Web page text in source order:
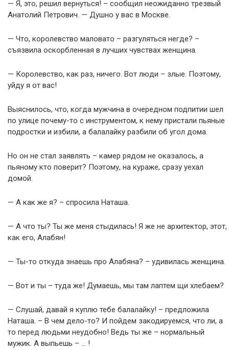
— Я, это, решил вернуться! – сообщил неожиданно трезвый
Анатолий Петрович. — Душно у вас в Москве.
— Что, королевство маловато – разгуляться негде? –
съязвила оскорбленная в лучших чувствах женщина.
— Королевство, как раз, ничего. Вот люди – злые. Поэтому,
уйду я от вас!
Выяснилось, что, когда мужчина в очередном подпитии шел
по улице почему-то с инструментом, к нему пристали пьяные
подростки и избили, а балалайку разбили об угол дома.
Но он не стал заявлять – камер рядом не оказалось, а
пьяному кто поверит? Поэтому, на кураже, сразу уехал
домой.
— А как же я? – спросила Наташа.
— А что ты? Ты же меня стыдилась! Я же не архитектор, этот,
как его, Алабян!
— Ты-то откуда знаешь про Алабяна? – удивилась женщина.
— Вот и ты – туда же! Думаешь, мы там лаптем щи хлебаем?
— Слушай, давай я куплю тебе балалайку! – предложила
Наташа. – В чем дело-то? И пойдем закодируемся, что ли, а
то перед людьми неудобно! Ведь ты же – нормальный
мужик. А выпьешь – … !